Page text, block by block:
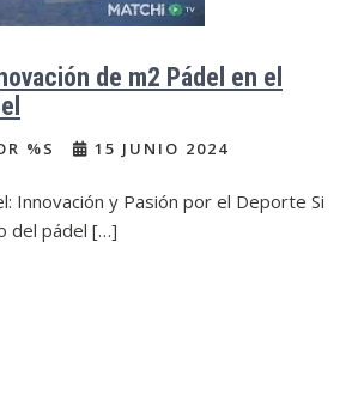
de m2 Pádel en el
%S 15 JUNIO 2024
Innovación y Pasión por el Deporte Si
del pádel […]